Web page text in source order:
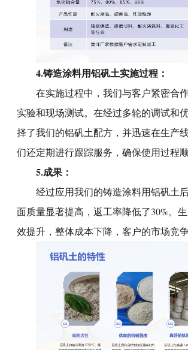
4.铸造涂料用铝矾土实施过程 ：
在实施过程中，我们与客户紧密合
实验和现场测试。在经过多轮的调试和
择了我们的铝矾土配方，并迅速在生产
们还定期进行跟踪服务，确保使用过程
5.成果：
经过应用我们的铸造涂料用铝矾土
面质量显著提高，返工率降低了30%。
效提升，整体成本下降，客户的市场竞